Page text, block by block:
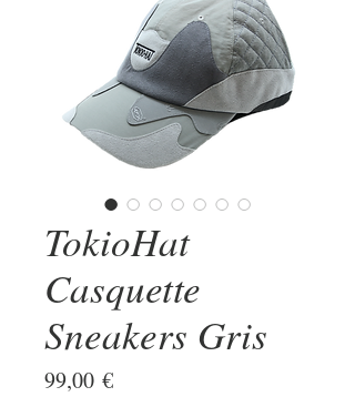
TokioHat
Casquette
Sneakers Gris
99,00 €Prix